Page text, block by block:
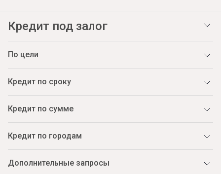
Кредит под залог
По цели
Кредит по сроку
Кредит по сумме
Кредит по городам
Дополнительные запросы